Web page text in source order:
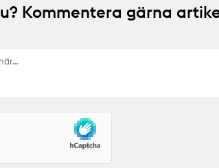
Kommentera gärna